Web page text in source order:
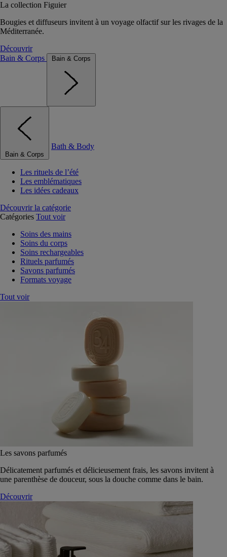
La collection Figuier
Bougies et diffuseurs invitent à un voyage olfactif sur les rivages de la
Méditerranée.
Découvrir
Bain & Corps
Bain & Corps
Bain & Corps
Bath & Body
Les rituels de l’été
Les emblématiques
Les idées cadeaux
Découvrir la catégorie
Catégories Tout voir
Soins des mains
Soins du corps
Soins rechargeables
Rituels parfumés
Savons parfumés
Formats voyage
Tout voir
Les savons parfumés
Délicatement parfumés et délicieusement frais, les savons invitent à
une parenthèse de douceur, sous la douche comme dans le bain.
Découvrir